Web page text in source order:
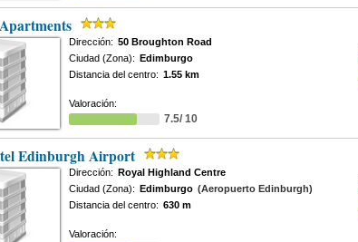
Dirección: 50 Broughton Road
Ciudad (Zona): Edimburgo
Distancia del centro: 1.55 km
Valoración:
7.5/ 10
Edinburgh Airport
Dirección: Royal Highland Centre
Ciudad (Zona): Edimburgo (Aeropuerto Edinburgh)
Distancia del centro: 630 m
Valoración: